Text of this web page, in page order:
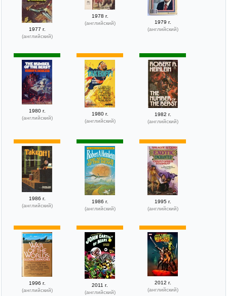
1977 г.
(английский)
1978 г.
(английский)
1979 г.
(английский)
1980 г.
(английский)
1980 г.
(английский)
1982 г.
(английский)
1986 г.
(английский)
1986 г.
(английский)
1995 г.
(английский)
1996 г.
(английский)
2011 г.
(английский)
2012 г.
(английский)